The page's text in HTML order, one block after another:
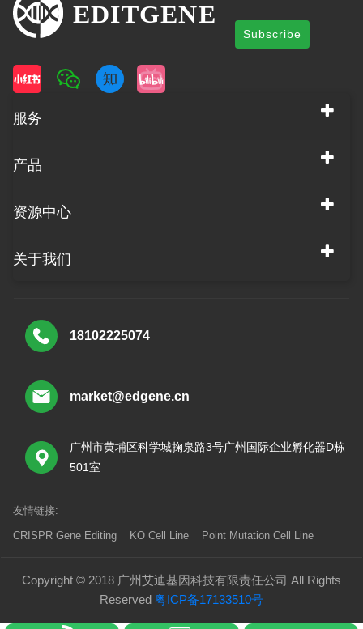
Subscribe
服务
产品
资源中心
关于我们
18102225074
market@edgene.cn
广州市黄埔区科学城掬泉路3号广州国际企业孵化器D栋
501室
友情链接:
CRISPR Gene Editing KO Cell Line Point Mutation Cell Line
Copyright © 2018 广州艾迪基因科技有限责任公司 All Rights
Reserved 粤ICP备17133510号